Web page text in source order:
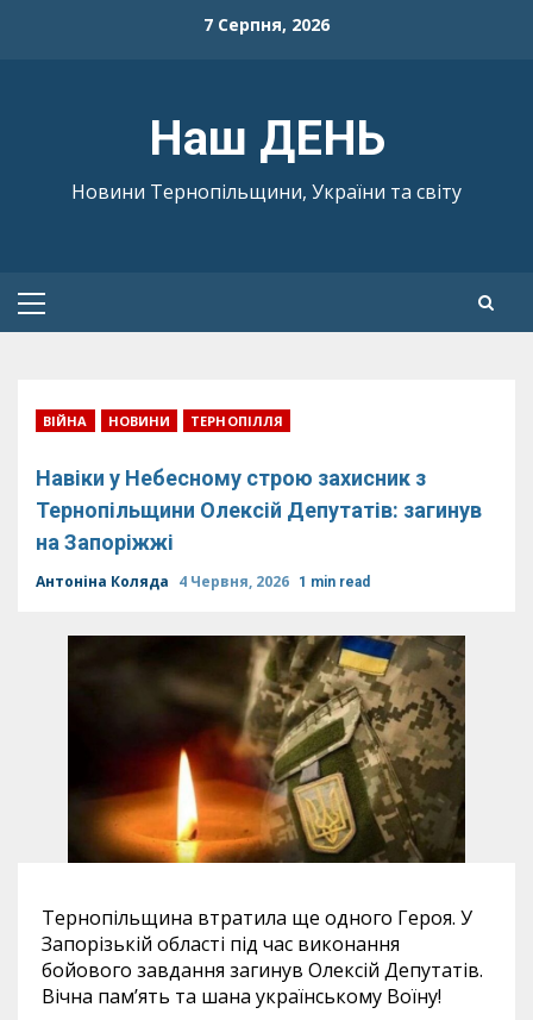
7 Серпня, 2026
Наш ДЕНЬ
Новини Тернопільщини, України та світу
Primary
ВІЙНА НОВИНИ ТЕРНОПІЛЛЯ
Навіки у Небесному строю захисник з
Тернопільщини Олексій Депутатів: загинув
на Запоріжжі
Антоніна Коляда 4 Червня, 2026 1 min read
Тернопільщина втратила ще одного Героя. У
Запорізькій області під час виконання
бойового завдання загинув Олексій Депутатів.
Вічна памʼять та шана українському Воїну!